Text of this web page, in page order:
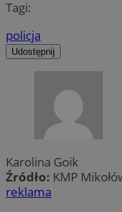
Tagi:
policja
Udostępnij
Karolina Goik
Źródło: KMP
reklama